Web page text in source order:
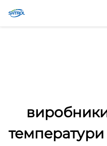
Зв'яжіться з нами